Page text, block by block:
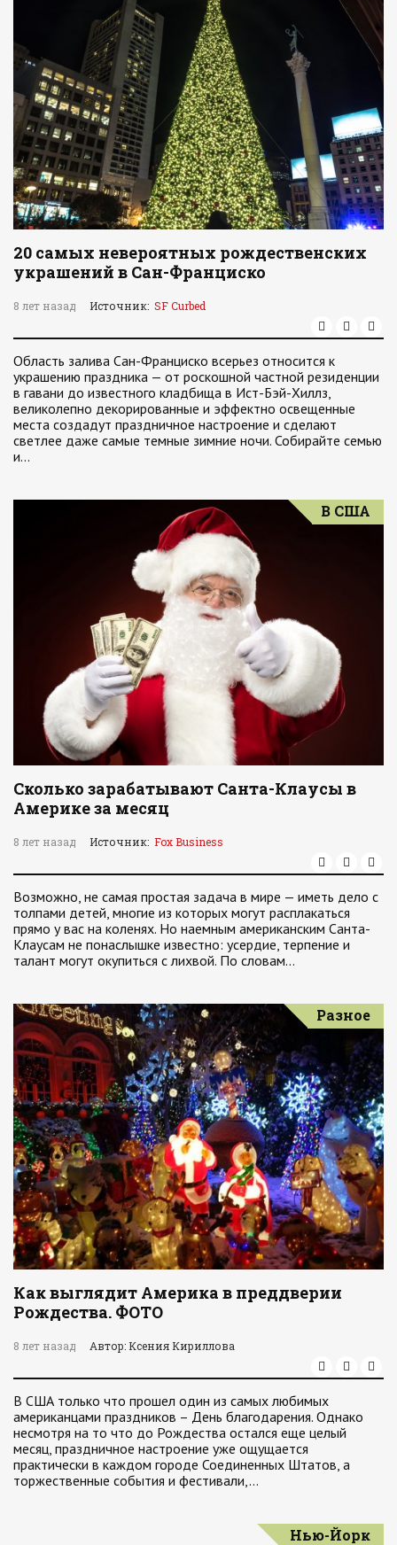
20 самых невероятных рождественских
украшений в Сан-Франциско
8 лет назад Источник: SF Curbed
Область залива Сан-Франциско всерьез относится к
украшению праздника — от роскошной частной резиденции
в гавани до известного кладбища в Ист-Бэй-Хиллз,
великолепно декорированные и эффектно освещенные
места создадут праздничное настроение и сделают
светлее даже самые темные зимние ночи. Собирайте семью
и…
В США
Сколько зарабатывают Санта-Клаусы в
Америке за месяц
8 лет назад Источник: Fox Business
Возможно, не самая простая задача в мире — иметь дело с
толпами детей, многие из которых могут расплакаться
прямо у вас на коленях. Но наемным американским Санта-
Клаусам не понаслышке известно: усердие, терпение и
талант могут окупиться с лихвой. По словам…
Разное
Как выглядит Америка в преддверии
Рождества. ФОТО
8 лет назад Автор: Ксения Кириллова
В США только что прошел один из самых любимых
американцами праздников – День благодарения. Однако
несмотря на то что до Рождества остался еще целый
месяц, праздничное настроение уже ощущается
практически в каждом городе Соединенных Штатов, а
торжественные события и фестивали,…
Нью-Йорк